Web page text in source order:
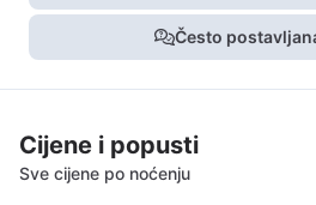
Često
Cijene i popusti
Sve cijene po noćenju